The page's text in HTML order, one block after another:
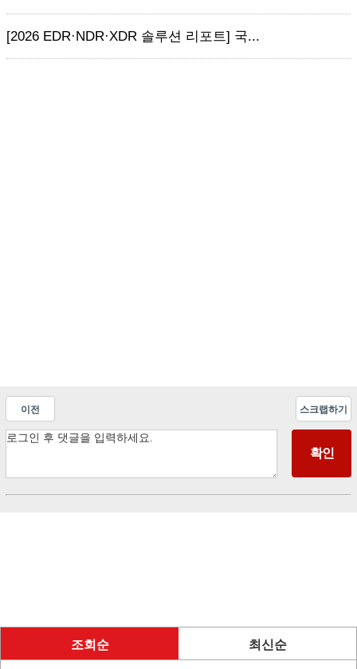
[2026 EDR·NDR·XDR 솔루션 리포트] 국...
이전 스크랩하기
조회순 최신순